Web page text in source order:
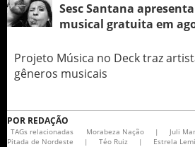
Sesc Santana
musical gratuita em
Projeto Música no Deck traz
gêneros musicais
POR REDAÇÃO
TAGs relacionadas Morabeza Nação | Juli
Pitada de Nordeste
| Téo Ruiz | Estrela